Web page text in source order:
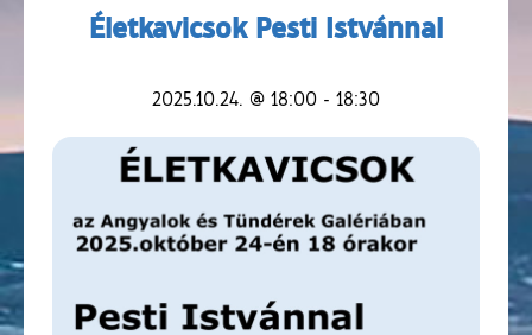
Életkavicsok Pesti Istvánnal
2025.10.24. @ 18:00 - 18:30